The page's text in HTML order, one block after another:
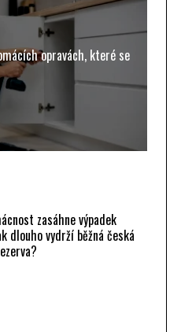
opravách, které se
zasáhne výpadek
dlouho vydrží běžná česká